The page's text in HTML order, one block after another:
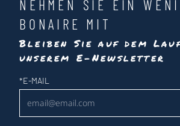
NEHMEN SIE EIN
BONAIRE MIT
Bleiben Sie auf dem
unserem E-Newsletter
Newsletter
*E-MAIL